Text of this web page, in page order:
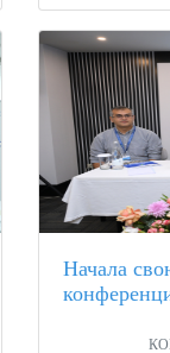
Начала